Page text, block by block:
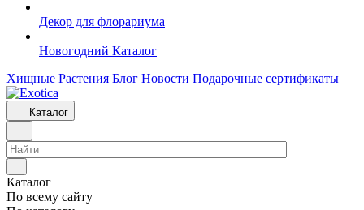
Декор для флорариума
Новогодний Каталог
Хищные Растения Блог Новости Подарочные сертификаты
Каталог
Каталог
По всему сайту